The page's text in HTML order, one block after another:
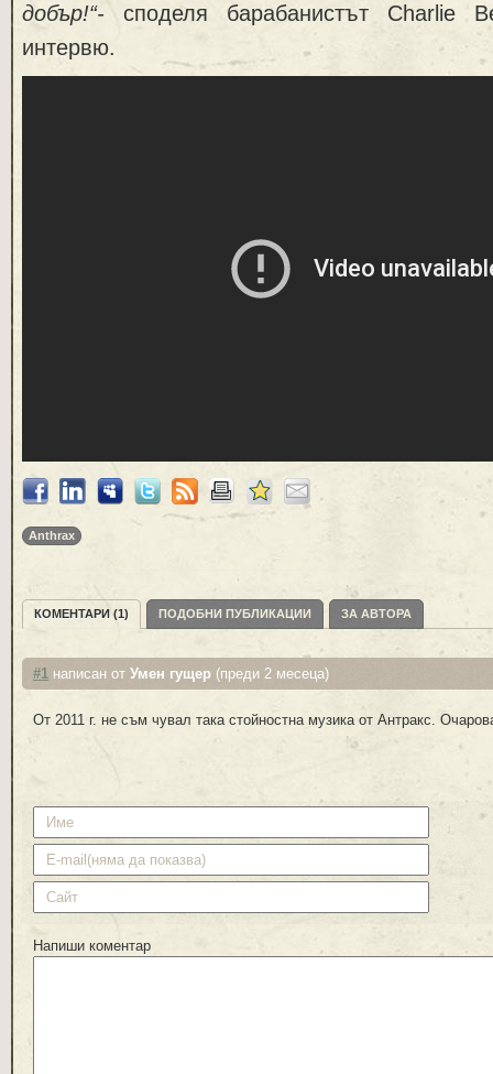
добър!“- споделя барабанистът Charlie
интервю.
Anthrax
КОМЕНТАРИ (1) ПОДОБНИ ПУБЛИКАЦИИ ЗА АВТОРА
#1 написан от Умен гущер (преди 2 месеца)
От 2011 г. не съм чувал така стойностна музика от Антракс.
Напиши коментар